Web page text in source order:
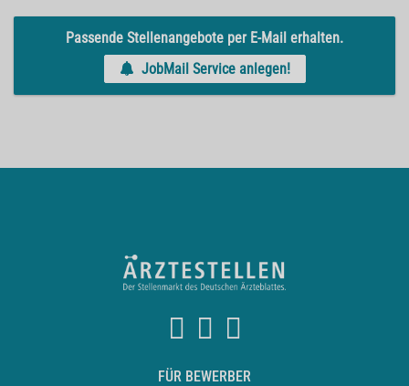
Passende Stellenangebote per E-Mail erhalten.
JobMail Service anlegen!
FÜR BEWERBER